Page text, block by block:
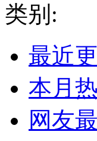
类别:
最近
本月
网友